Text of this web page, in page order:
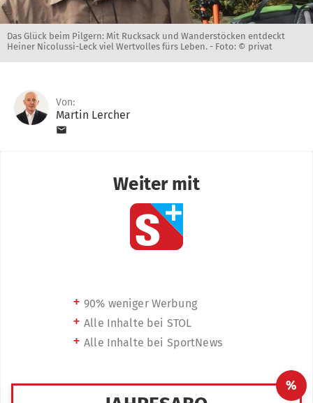
Das Glück beim Pilgern: Mit Rucksack und Wanderstöcken entdeckt
Heiner Nicolussi-Leck viel Wertvolles fürs Leben. - Foto: © privat
Von:
Martin Lercher